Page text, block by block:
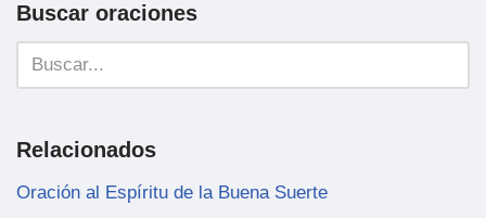
Buscar oraciones
Relacionados
Oración al Espíritu de la Buena Suerte